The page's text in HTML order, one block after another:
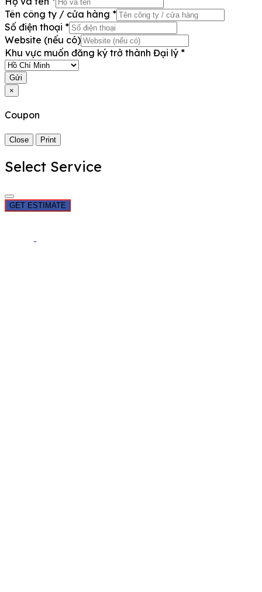
Tên công ty / cửa hàng *
Số điện thoại *
Website (nếu có)
Khu vực muốn đăng ký trở thành Đại lý *
Gửi
×
Coupon
Close Print
Select Service
GET ESTIMATE